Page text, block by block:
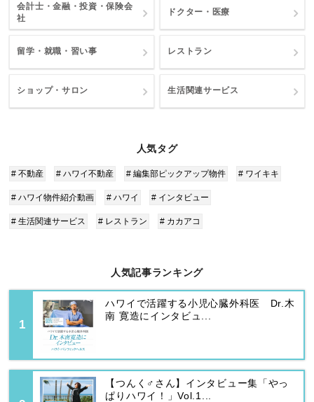
会計士・金融・投資・保険会
社
ドクター・医療
留学・就職・習い事 レストラン
ショップ・サロン 生活関連サービス
人気タグ
# 不動産 # ハワイ不動産 # 編集部ピックアップ物件 # ワイキキ
# ハワイ物件紹介動画 # ハワイ # インタビュー
# 生活関連サービス # レストラン # カカアコ
人気記事ランキング
ハワイで活躍する小児心臓外科医 Dr.木
南 寛造にインタビュ...
【つんく♂さん】インタビュー集「やっ
ぱりハワイ！」Vol.1...